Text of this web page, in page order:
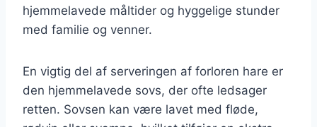
hjemmelavede måltider og hyggelige stunder
med familie og venner.
En vigtig del af serveringen af forloren hare er
den hjemmelavede sovs, der ofte ledsager
retten. Sovsen kan være lavet med fløde,